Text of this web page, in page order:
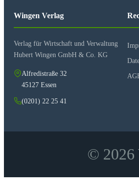
Wingen Verlag
Verlag für Wirtschaft und Verwaltung
Hubert Wingen GmbH & Co. KG
Alfredistraße 32
45127 Essen
(0201) 22 25 41
© 2026